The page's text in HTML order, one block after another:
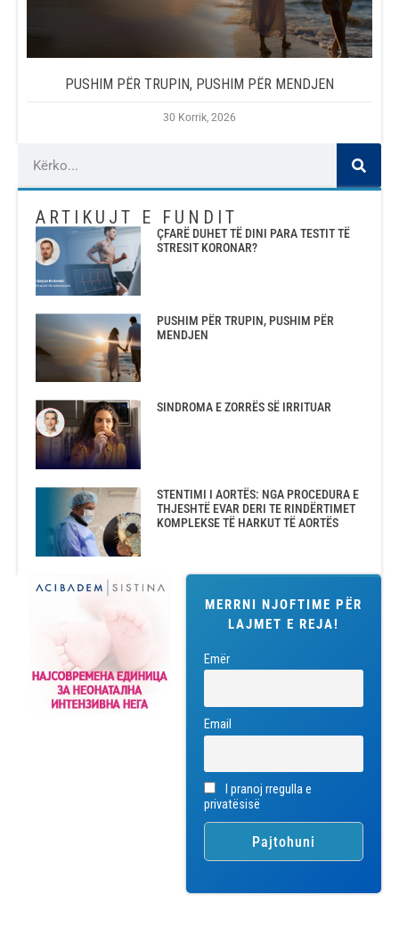
PUSHIM PËR TRUPIN, PUSHIM PËR MENDJEN
30 Korrik, 2026
ARTIKUJT E FUNDIT
ÇFARË DUHET TË DINI PARA TESTIT TË
STRESIT KORONAR?
PUSHIM PËR TRUPIN, PUSHIM PËR
MENDJEN
SINDROMA E ZORRËS SË IRRITUAR
STENTIMI I AORTËS: NGA PROCEDURA E
THJESHTË EVAR DERI TE RINDËRTIMET
KOMPLEKSE TË HARKUT TË AORTËS
MERRNI NJOFTIME PËR
LAJMET E REJA!
Emër
Email
I pranoj rregulla e
privatësisë